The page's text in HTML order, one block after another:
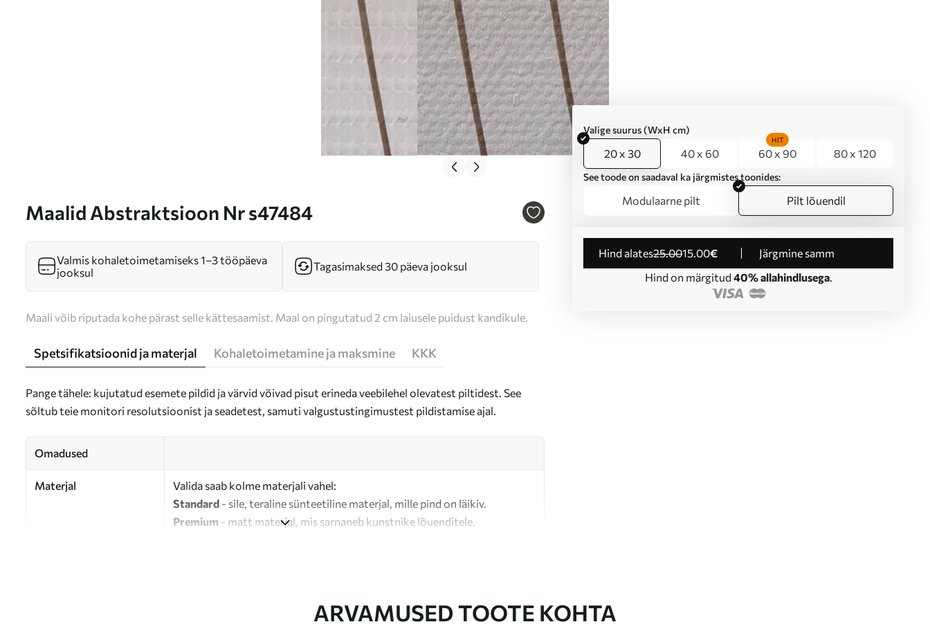
Maalid Abstraktsioon Nr s47484
Valige suurus (WxH cm)
20 x 30 40 x 60 60 x 90
HIT
80 x 120
See toode on saadaval ka järgmistes toonides:
Modulaarne pilt Pilt lõuendil
Hind alates25.0015.00€
Järgmine samm
Hind on märgitud 40% allahindlusega.
Valmis kohaletoimetamiseks 1–3 tööpäeva
jooksul
Tagasimaksed 30 päeva jooksul
Maali võib riputada kohe pärast selle kättesaamist. Maal on pingutatud 2 cm laiusele puidust kandikule.
Spetsifikatsioonid ja materjal Kohaletoimetamine ja maksmine KKK
Pange tähele: kujutatud esemete pildid ja värvid võivad pisut erineda veebilehel olevatest piltidest. See
sõltub teie monitori resolutsioonist ja seadetest, samuti valgustustingimustest pildistamise ajal.
Omadused
Materjal
Valida saab kolme materjali vahel:
Standard - sile, teraline sünteetiline materjal, mille pind on läikiv.
Premium - matt materjal, mis sarnaneb kunstnike lõuenditele.
ARVAMUSED TOOTE KOHTA